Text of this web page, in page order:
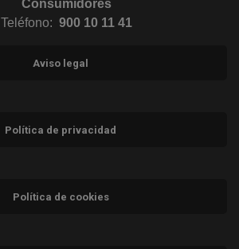
Consumidores
Teléfono: 900 10 11 41
Aviso legal
Política de privacidad
Política de cookies